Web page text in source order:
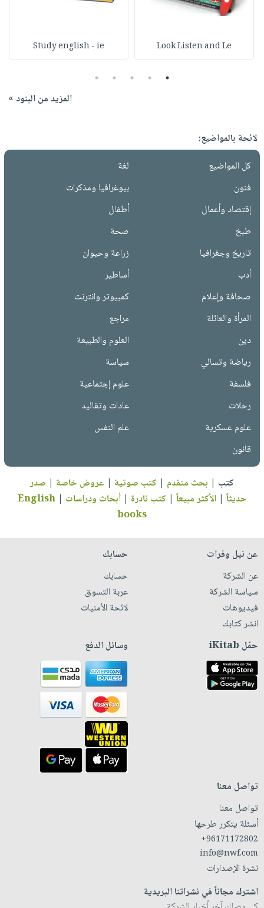
Look Listen and Le
Study english - ie
1
2
3
4
5
المزيد من البنود »
لائحة بالمواضيع:
كل المواضيع
لغة
فنون
بيوغرافيا ومذكرات
إقتصاد وأعمال
أطفال
طبخ
صحة
تاريخ وجغرافيا
زراعة وحيوان
أدب
أساطير
صحافة وإعلام
كمبيوتر وانترنت
المرأة والعائلة
مراجع
دين
العلوم والطبيعة
رياضة وتسالي
سياسة
فلسفة
علوم إجتماعية
رحلات
عادات وتقاليد
علوم عسكرية
علم النفس
قانون
كتب | بحث متقدم | كتب صوتية | عروض خاصة | صدر
حديثاً |الأكثر مبيعاً | كتب نادرة |أبحاث ودراسات |
English
books
عن نيل وفرات
عن الشركة
سياسة الشركة
فيديوهات
انشر كتابك
حسابك
حسابك
عربة التسوق
لائحة الأمنيات
حمّل iKitab وسائل الدفع
تواصل معنا
تواصل معنا
أسئلة يتكرر طرحها
+96171172802
info@nwf.com
نشرة الإصدارات
اشترك مجاناً في نشراتنا البريدية